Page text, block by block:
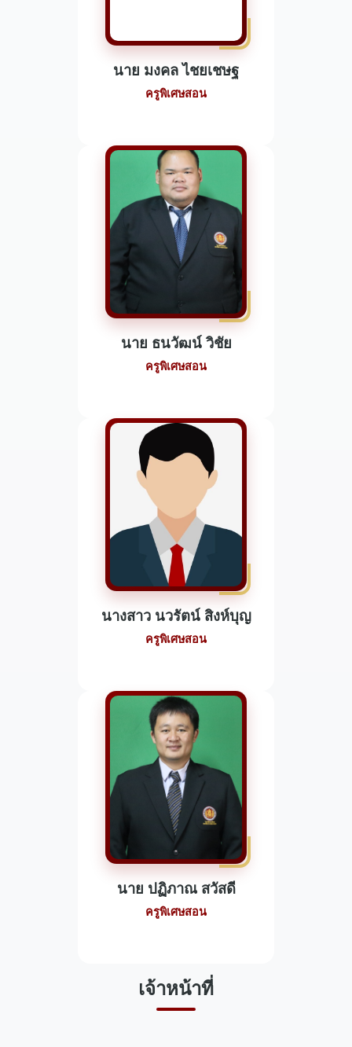
นาย มงคล ไชยเชษฐ
ครูพิเศษสอน
นาย ธนวัฒน์ วิชัย
ครูพิเศษสอน
นางสาว นวรัตน์ สิงห์บุญ
ครูพิเศษสอน
นาย ปฏิภาณ สวัสดี
ครูพิเศษสอน
เจ้าหน้าที่